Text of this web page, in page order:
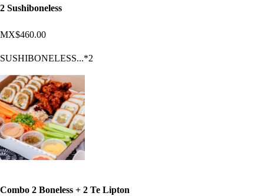
2 Sushiboneless
MX$460.00
SUSHIBONELESS...*2
Combo 2 Boneless + 2 Te Lipton